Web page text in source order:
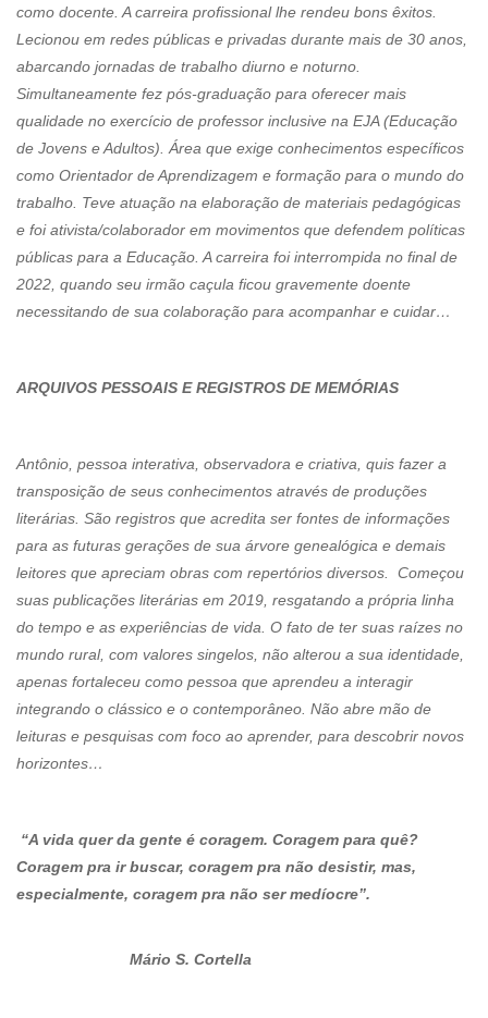
como docente. A carreira profissional lhe rendeu bons êxitos.
Lecionou em redes públicas e privadas durante mais de 30 anos,
abarcando jornadas de trabalho diurno e noturno.
Simultaneamente fez pós-graduação para oferecer mais
qualidade no exercício de professor inclusive na EJA (Educação
de Jovens e Adultos). Área que exige conhecimentos específicos
como Orientador de Aprendizagem e formação para o mundo do
trabalho. Teve atuação na elaboração de materiais pedagógicas
e foi ativista/colaborador em movimentos que defendem políticas
públicas para a Educação. A carreira foi interrompida no final de
2022, quando seu irmão caçula ficou gravemente doente
necessitando de sua colaboração para acompanhar e cuidar…
ARQUIVOS PESSOAIS E REGISTROS DE MEMÓRIAS
Antônio, pessoa interativa, observadora e criativa, quis fazer a
transposição de seus conhecimentos através de produções
literárias. São registros que acredita ser fontes de informações
para as futuras gerações de sua árvore genealógica e demais
leitores que apreciam obras com repertórios diversos. Começou
suas publicações literárias em 2019, resgatando a própria linha
do tempo e as experiências de vida. O fato de ter suas raízes no
mundo rural, com valores singelos, não alterou a sua identidade,
apenas fortaleceu como pessoa que aprendeu a interagir
integrando o clássico e o contemporâneo. Não abre mão de
leituras e pesquisas com foco ao aprender, para descobrir novos
horizontes…
“A vida quer da gente é coragem. Coragem para quê?
Coragem pra ir buscar, coragem pra não desistir, mas,
especialmente, coragem pra não ser medíocre”.
Mário S. Cortella